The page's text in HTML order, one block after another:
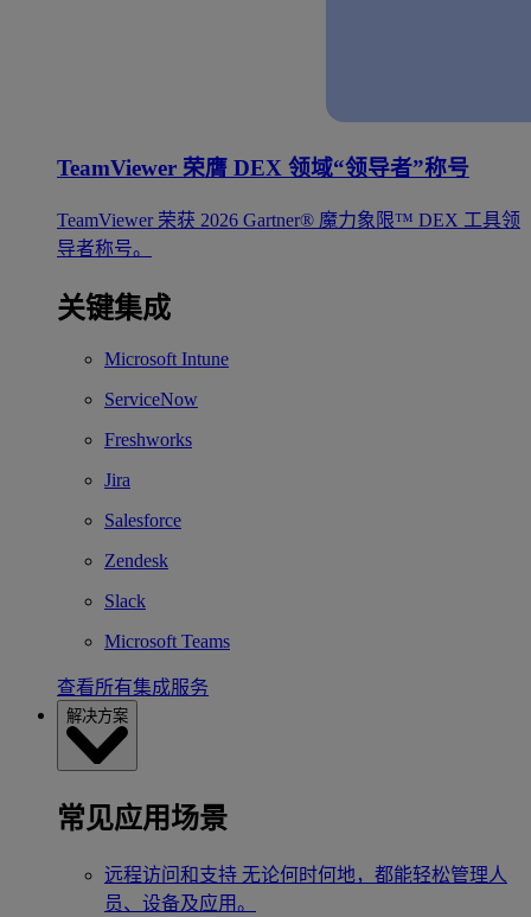
TeamViewer 荣膺 DEX 领域“领导者”称号
TeamViewer 荣获 2026 Gartner® 魔力象限™ DEX 工具领
导者称号。
关键集成
Microsoft Intune
ServiceNow
Freshworks
Jira
Salesforce
Zendesk
Slack
Microsoft Teams
查看所有集成服务
解决方案
常见应用场景
远程访问和支持 无论何时何地，都能轻松管理人
员、设备及应用。